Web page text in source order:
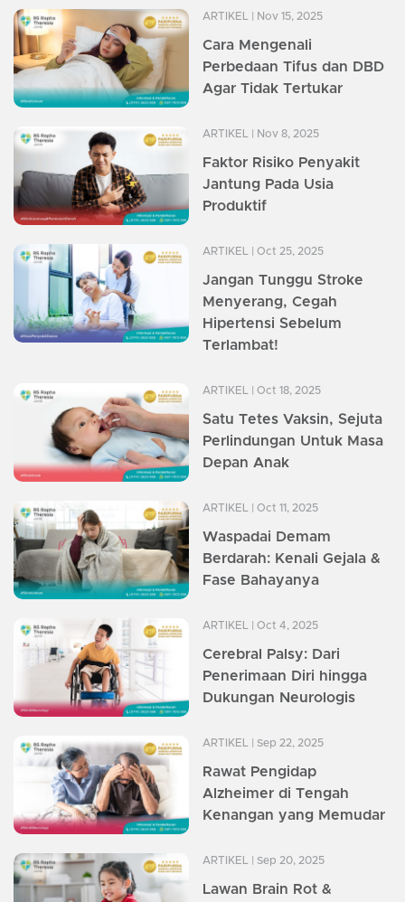
ARTIKEL | Nov 15, 2025
Cara Mengenali
Perbedaan Tifus dan DBD
Agar Tidak Tertukar
ARTIKEL | Nov 8, 2025
Faktor Risiko Penyakit
Jantung Pada Usia
Produktif
ARTIKEL | Oct 25, 2025
Jangan Tunggu Stroke
Menyerang, Cegah
Hipertensi Sebelum
Terlambat!
ARTIKEL | Oct 18, 2025
Satu Tetes Vaksin, Sejuta
Perlindungan Untuk Masa
Depan Anak
ARTIKEL | Oct 11, 2025
Waspadai Demam
Berdarah: Kenali Gejala &
Fase Bahayanya
ARTIKEL | Oct 4, 2025
Cerebral Palsy: Dari
Penerimaan Diri hingga
Dukungan Neurologis
ARTIKEL | Sep 22, 2025
Rawat Pengidap
Alzheimer di Tengah
Kenangan yang Memudar
ARTIKEL | Sep 20, 2025
Lawan Brain Rot &